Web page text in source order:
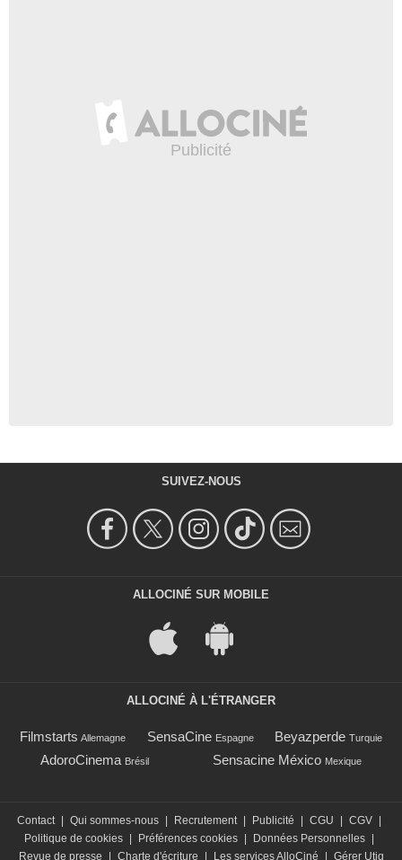
SUIVEZ-NOUS
ALLOCINÉ SUR MOBILE
ALLOCINÉ À L'ÉTRANGER
Filmstarts Allemagne SensaCine Espagne Beyazperde Turquie
AdoroCinema Brésil Sensacine México Mexique
Contact Qui sommes-nous Recrutement Publicité CGU CGV
Politique de cookies
Préférences cookies Données Personnelles
Revue de presse
Charte d'écriture Les services AlloCiné Gérer Utiq